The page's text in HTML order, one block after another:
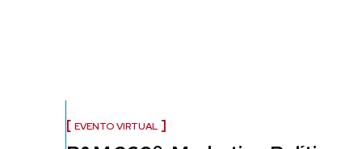
EVENTO VIRTUAL